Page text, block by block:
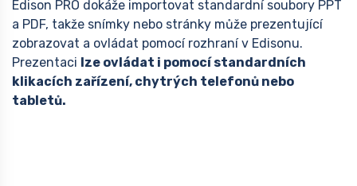
Edison PRO dokáže importovat standardní soubory PPT
a PDF, takže snímky nebo stránky může prezentující
zobrazovat a ovládat pomocí rozhraní v Edisonu.
Prezentaci lze ovládat i pomocí standardních
klikacích zařízení, chytrých telefonů nebo
tabletů.